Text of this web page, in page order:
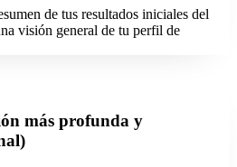
de tus resultados iniciales del
visión general de tu perfil de
más profunda y